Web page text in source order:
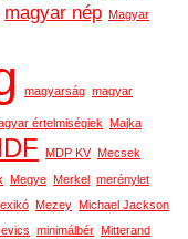
magyar nép Magyar
magyarság magyar
értelmiségiek Majka
MDP KV Mecsek
Megye Merkel
merénylet
Mezey Michael Jackson
minimálbér Mitterand